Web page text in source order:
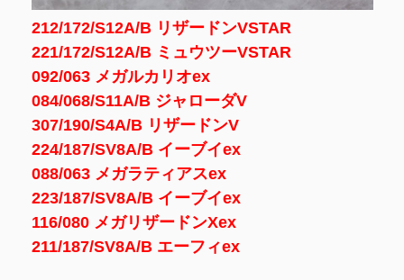
212/172/S12A/B リザードンVSTAR
221/172/S12A/B ミュウツーVSTAR
092/063 メガルカリオex
084/068/S11A/B ジャローダV
307/190/S4A/B リザードンV
224/187/SV8A/B イーブイex
088/063 メガラティアスex
223/187/SV8A/B イーブイex
116/080 メガリザードンXex
211/187/SV8A/B エーフィex